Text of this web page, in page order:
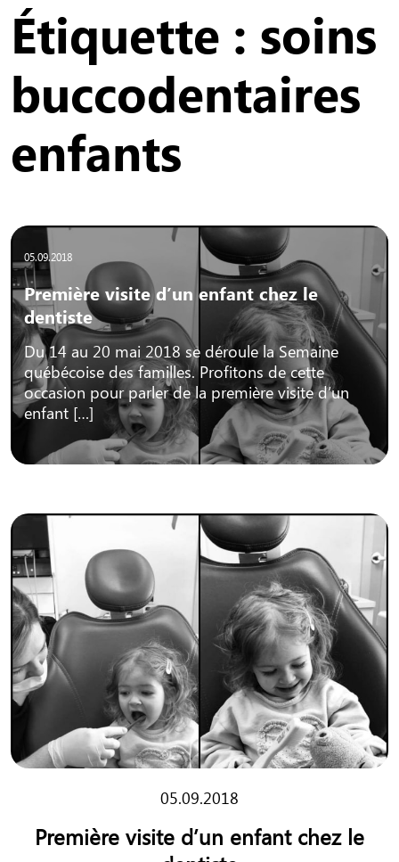
Étiquette : soins
buccodentaires
enfants
05.09.2018
Première visite d’un enfant chez le
dentiste
Du 14 au 20 mai 2018 se déroule la Semaine
québécoise des familles. Profitons de cette
occasion pour parler de la première visite d’un
enfant […]
05.09.2018
Première visite d’un enfant chez le